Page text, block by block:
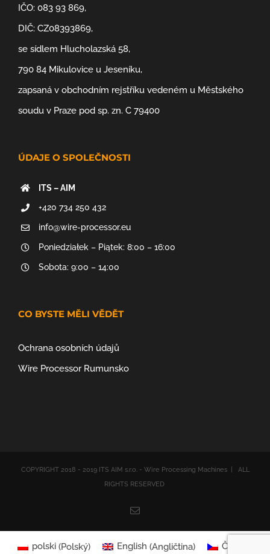
IČO: 083 93 869,
DIČ: CZ08393869,
se sídlem Hlucholazská 58,
790 84 Mikulovice u Jeseníku,
zapsaná v obchodním rejstříku vedeném u Městského
soudu v Praze pod sp. zn. C 79400
ÚDAJE O SPOLEČNOSTI
ITS – AIM
+420 734 250 432
info@wire-processor.eu
Poniedziałek – Piątek: 8:00 – 16:00
Sobota: 9:00 – 14:00
CO BYSTE MĚLI VĚDĚT
Ochrana osobních údajů
Wire Processor Rumunsko
COPYRIGHT 2018 - 2019 ITS AIM s.r.o. - Wire Processing Machines | ALL
RIGHTS RESERVED
Email
polski (Polský) English (Angličtina) Čeština